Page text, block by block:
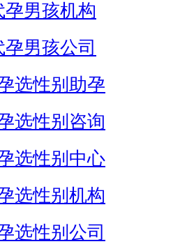
孕男孩机构
孕男孩公司
选性别助孕
选性别咨询
选性别中心
选性别机构
选性别公司